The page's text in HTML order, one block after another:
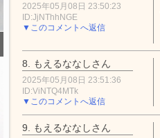
2025年05月08日 23:50:23
ID:JjNThhNGE
▼このコメントへ返信
8. もえるななしさん
2025年05月08日 23:51:36
ID:ViNTQ4MTk
▼このコメントへ返信
9. もえるななしさん